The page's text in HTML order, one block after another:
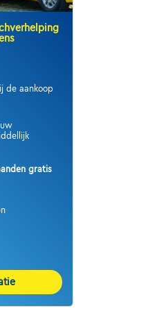
de aankoop
gratis